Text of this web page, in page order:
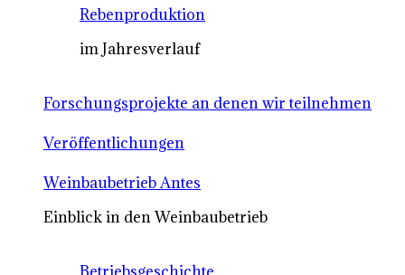
Rebenproduktion
im Jahresverlauf
Forschungsprojekte an denen wir teilnehmen
Veröffentlichungen
Weinbaubetrieb Antes
Einblick in den Weinbaubetrieb